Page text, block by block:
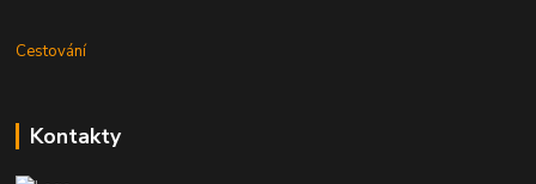
Cestování
Kontakty